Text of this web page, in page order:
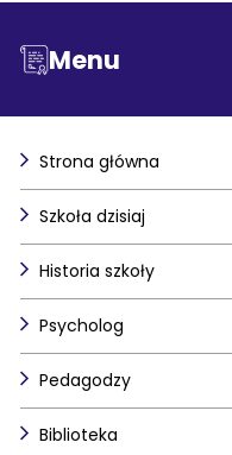
Menu
Strona główna
Szkoła dzisiaj
Historia szkoły
Psycholog
Pedagodzy
Biblioteka